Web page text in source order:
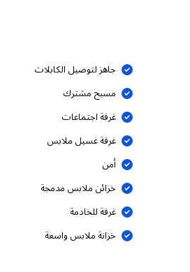
جاهز لتوصيل الكابلات
مسبح مشترك
غرفة اجتماعات
غرفة غسيل ملابس
أمن
خزائن ملابس مدمجة
غرفة للخادمة
خزانة ملابس واسعة